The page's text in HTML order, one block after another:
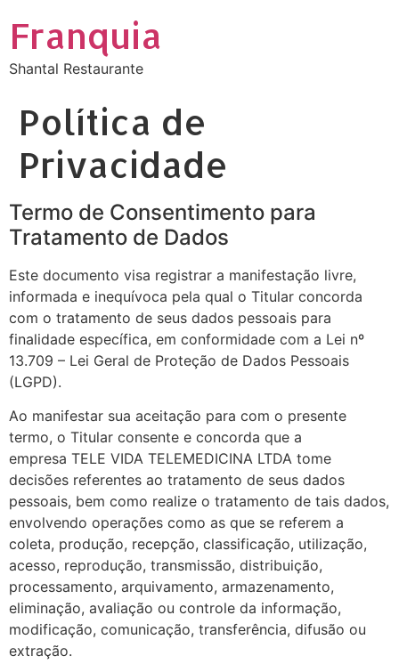
Franquia
Shantal Restaurante
Política de
Privacidade
Termo de Consentimento para
Tratamento de Dados
Este documento visa registrar a manifestação livre,
informada e inequívoca pela qual o Titular concorda
com o tratamento de seus dados pessoais para
finalidade específica, em conformidade com a Lei nº
13.709 – Lei Geral de Proteção de Dados Pessoais
(LGPD).
Ao manifestar sua aceitação para com o presente
termo, o Titular consente e concorda que a
empresa TELE VIDA TELEMEDICINA LTDA tome
decisões referentes ao tratamento de seus dados
pessoais, bem como realize o tratamento de tais dados,
envolvendo operações como as que se referem a
coleta, produção, recepção, classificação, utilização,
acesso, reprodução, transmissão, distribuição,
processamento, arquivamento, armazenamento,
eliminação, avaliação ou controle da informação,
modificação, comunicação, transferência, difusão ou
extração.